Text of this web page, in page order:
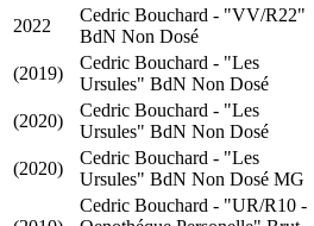
2022
Cedric Bouchard - "VV/R22"
BdN Non Dosé
(2019)
Cedric Bouchard - "Les
Ursules" BdN Non Dosé
(2020)
Cedric Bouchard - "Les
Ursules" BdN Non Dosé
(2020)
Cedric Bouchard - "Les
Ursules" BdN Non Dosé MG
Cedric Bouchard - "UR/R10 -